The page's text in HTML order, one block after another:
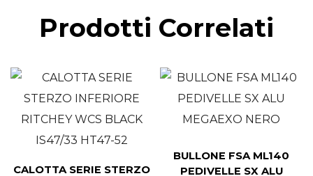
Prodotti Correlati
CALOTTA SERIE STERZO
BULLONE FSA ML140
PEDIVELLE SX ALU